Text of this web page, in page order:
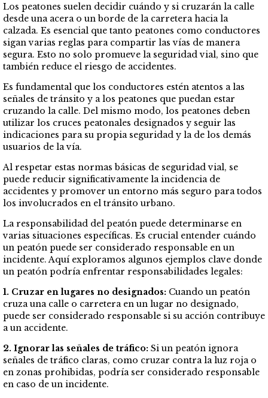
Los peatones suelen decidir cuándo y si cruzarán la calle
desde una acera o un borde de la carretera hacia la
calzada. Es esencial que tanto peatones como conductores
sigan varias reglas para compartir las vías de manera
segura. Esto no solo promueve la seguridad vial, sino que
también reduce el riesgo de accidentes.
Es fundamental que los conductores estén atentos a las
señales de tránsito y a los peatones que puedan estar
cruzando la calle. Del mismo modo, los peatones deben
utilizar los cruces peatonales designados y seguir las
indicaciones para su propia seguridad y la de los demás
usuarios de la vía.
Al respetar estas normas básicas de seguridad vial, se
puede reducir significativamente la incidencia de
accidentes y promover un entorno más seguro para todos
los involucrados en el tránsito urbano.
La responsabilidad del peatón puede determinarse en
varias situaciones específicas. Es crucial entender cuándo
un peatón puede ser considerado responsable en un
incidente. Aquí exploramos algunos ejemplos clave donde
un peatón podría enfrentar responsabilidades legales:
1. Cruzar en lugares no designados: Cuando un peatón
cruza una calle o carretera en un lugar no designado,
puede ser considerado responsable si su acción contribuye
a un accidente.
2. Ignorar las señales de tráfico: Si un peatón ignora
señales de tráfico claras, como cruzar contra la luz roja o
en zonas prohibidas, podría ser considerado responsable
en caso de un incidente.